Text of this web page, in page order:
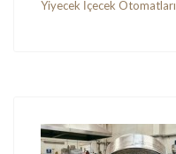
Yiyecek İçecek Otomatları